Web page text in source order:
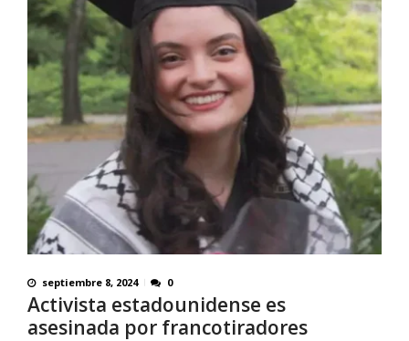
septiembre 8, 2024 0
Activista estadounidense es
asesinada por francotiradores